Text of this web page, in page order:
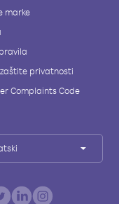
marke
privatnosti
Complaints Code